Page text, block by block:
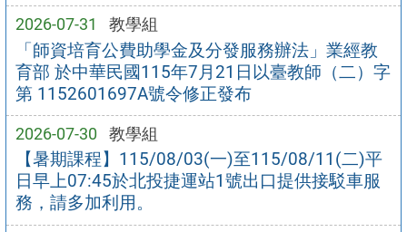
2026-07-31 教學組
「師資培育公費助學金及分發服務辦法」業經教
育部 於中華民國115年7月21日以臺教師（二）字
第 1152601697A號令修正發布
2026-07-30 教學組
【暑期課程】115/08/03(一)至115/08/11(二)平
日早上07:45於北投捷運站1號出口提供接駁車服
務，請多加利用。